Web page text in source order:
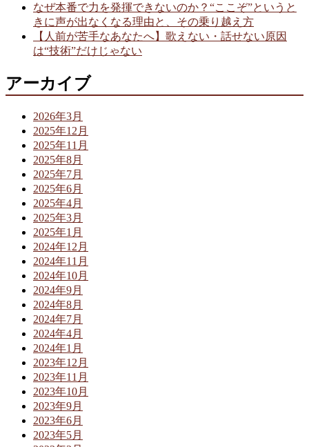
なぜ本番で力を発揮できないのか？“ここぞ”というと
きに声が出なくなる理由と、その乗り越え方
【人前が苦手なあなたへ】歌えない・話せない原因
は“技術”だけじゃない
アーカイブ
2026年3月
2025年12月
2025年11月
2025年8月
2025年7月
2025年6月
2025年4月
2025年3月
2025年1月
2024年12月
2024年11月
2024年10月
2024年9月
2024年8月
2024年7月
2024年4月
2024年1月
2023年12月
2023年11月
2023年10月
2023年9月
2023年6月
2023年5月